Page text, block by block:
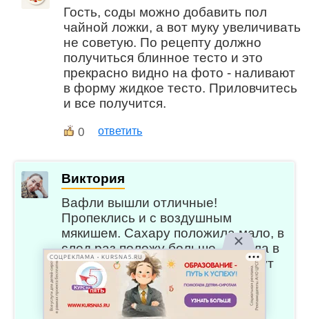
Гость, соды можно добавить пол
чайной ложки, а вот муку увеличивать
не советую. По рецепту должно
получиться блинное тесто и это
прекрасно видно на фото - наливают
в форму жидкое тесто. Приловчитесь
и все получится.
0 ответить
Виктория
Вафли вышли отличные!
Пропеклись и с воздушным
мякишем. Сахару положила мало, в
след.раз положу больше. Делала в
вафельнице редмонд по 13 минут
каждую партию
0 ответить
СОЦРЕКЛАМА • KURSNA5.RU